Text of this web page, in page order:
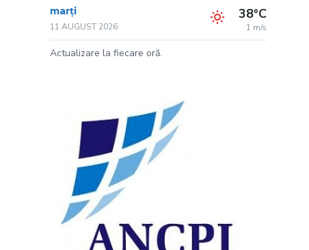
marți
11 AUGUST 2026
38°C
1 m/s
Actualizare la fiecare oră.